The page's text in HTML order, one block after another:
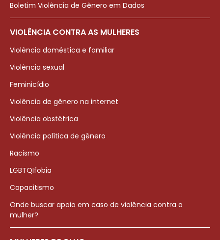
Boletim Violência de Gênero em Dados
VIOLÊNCIA CONTRA AS MULHERES
Violência doméstica e familiar
Violência sexual
Feminicídio
Violência de gênero na internet
Violência obstétrica
Violência política de gênero
Racismo
LGBTQIfobia
Capacitismo
Onde buscar apoio em caso de violência contra a
mulher?